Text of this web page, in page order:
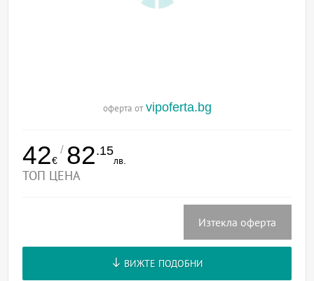
оферта от vipoferta.bg
42€
/ 82.15
лв.
ТОП ЦЕНА
Изтекла оферта
ВИЖТЕ ПОДОБНИ